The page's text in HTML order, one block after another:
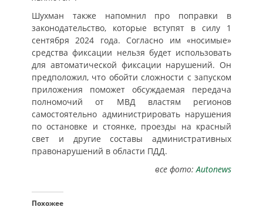
Шухман также напомнил про поправки в
законодательство, которые вступят в силу 1
сентября 2024 года. Согласно им «носимые»
средства фиксации нельзя будет использовать
для автоматической фиксации нарушений. Он
предположил, что обойти сложности с запуском
приложения поможет обсуждаемая передача
полномочий от МВД властям регионов
самостоятельно администрировать нарушения
по остановке и стоянке, проезды на красный
свет и другие составы административных
правонарушений в области ПДД.
все фото:Autonews
Похожее